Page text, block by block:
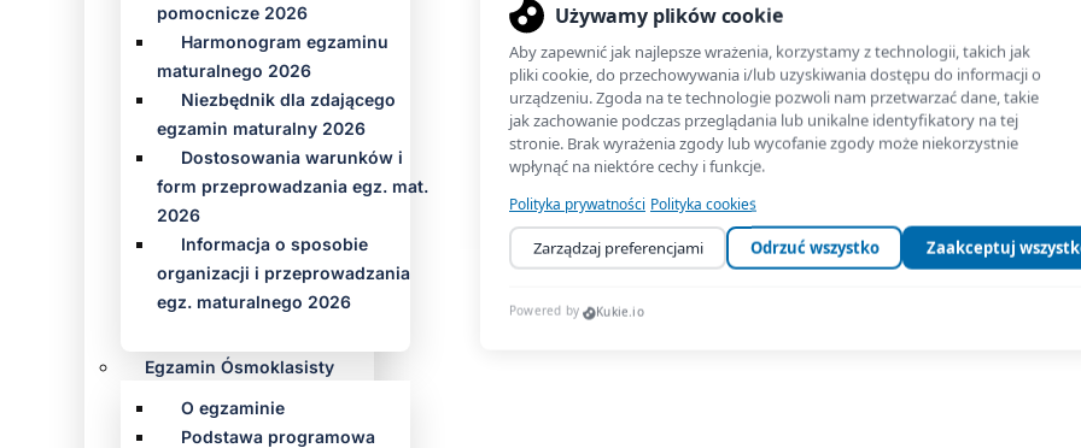
pomocnicze 2026
Harmonogram egzaminu
maturalnego 2026
Niezbędnik dla zdającego
egzamin maturalny 2026
Dostosowania warunków i
form przeprowadzania egz. mat.
2026
Informacja o sposobie
organizacji i przeprowadzania
egz. maturalnego 2026
Egzamin Ósmoklasisty
O egzaminie
Podstawa programowa